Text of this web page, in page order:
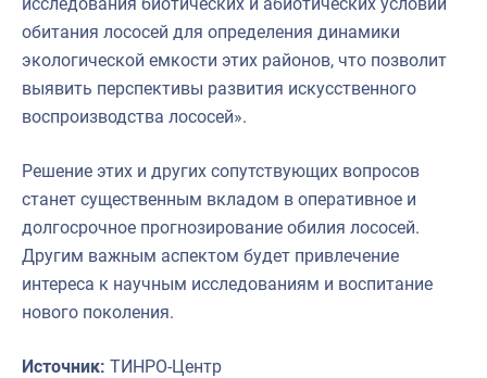
обитания лососей для определения динамики
экологической емкости этих районов, что позволит
выявить перспективы развития искусственного
воспроизводства лососей».
Решение этих и других сопутствующих вопросов
станет существенным вкладом в оперативное и
долгосрочное прогнозирование обилия лососей.
Другим важным аспектом будет привлечение
интереса к научным исследованиям и воспитание
нового поколения.
Источник: ТИНРО-Центр